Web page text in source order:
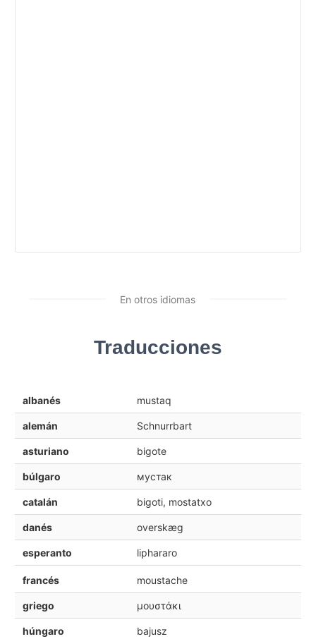
En otros idiomas
Traducciones
albanés mustaq
alemán Schnurrbart
asturiano bigote
búlgaro мустак
catalán bigoti, mostatxo
danés overskæg
esperanto liphararo
francés moustache
griego μουστάκι
húngaro bajusz